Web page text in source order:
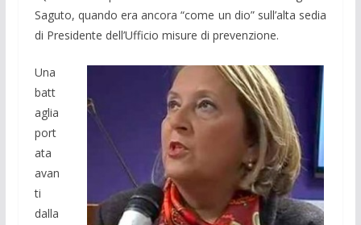
Saguto, quando era ancora “come un dio” sull’alta sedia
di Presidente dell’Ufficio misure di prevenzione.
Una
batt
aglia
port
ata
avan
ti
dalla